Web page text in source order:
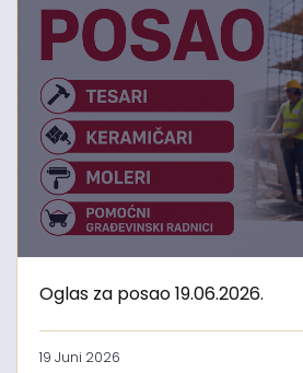
Oglas za posao 19.06.2026.
19 Juni 2026